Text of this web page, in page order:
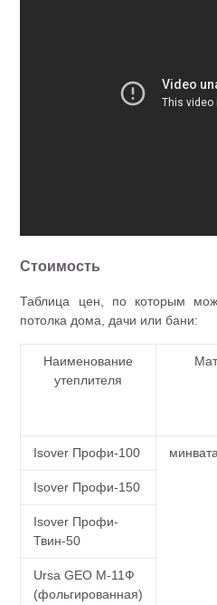
Стоимость
Таблица цен, по которым
потолка дома, дачи или бани:
Наименование
утеплителя
Isover Профи-100 минвата
Isover Профи-150
Isover Профи-
Твин-50
Ursa GEO М-11Ф
(фольгированная)